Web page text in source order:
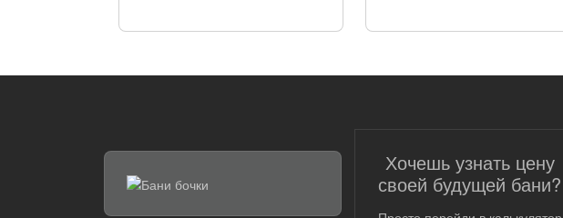
Хочешь узнать цену
своей будущей бани?